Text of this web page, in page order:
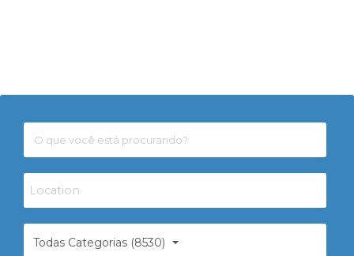
Todas Categorias (8530)